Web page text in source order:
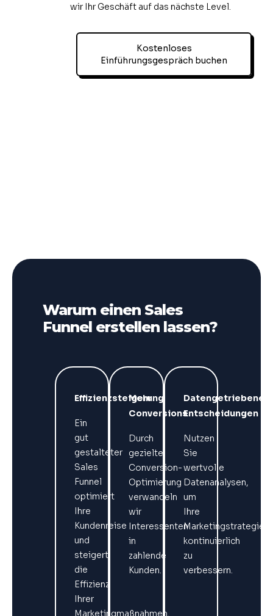
wir Ihr Geschäft auf das nächste Level.
Kostenloses
Einführungsgespräch buchen
Warum einen Sales
Funnel erstellen lassen?
Effizienzsteigerung
Ein
gut
gestalteter
Sales
Funnel
optimiert
Ihre
Kundenreise
und
steigert
die
Effizienz
Ihrer
Marketingmaßnahmen.
Mehr
Conversions
Durch
gezielte
Conversion-
Optimierung
verwandeln
wir
Interessenten
in
zahlende
Kunden.
Datengetriebene
Entscheidungen
Nutzen
Sie
wertvolle
Datenanalysen,
um
Ihre
Marketingstrategie
kontinuierlich
zu
verbessern.